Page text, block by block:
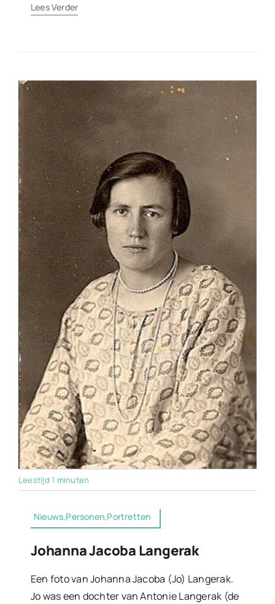
Lees Verder
Leestijd 1 minuten
Nieuws,Personen,Portretten
Johanna Jacoba Langerak
Een foto van Johanna Jacoba (Jo) Langerak.
Jo was een dochter van Antonie Langerak (de